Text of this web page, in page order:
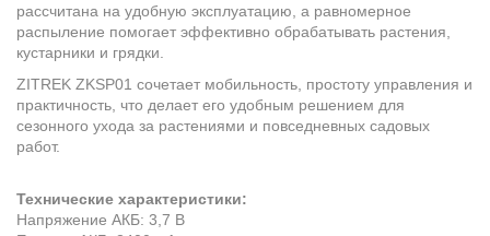
рассчитана на удобную эксплуатацию, а равномерное
распыление помогает эффективно обрабатывать растения,
кустарники и грядки.
ZITREK ZKSP01 сочетает мобильность, простоту управления и
практичность, что делает его удобным решением для
сезонного ухода за растениями и повседневных садовых
работ.
Технические характеристики:
Напряжение АКБ: 3,7 В